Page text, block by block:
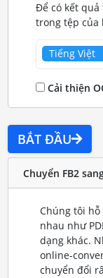
Để có kết quả
trong tệp của
Tiếng Việt
Cải thiện
BẮT ĐẦU
Chuyển FB2
Chúng tôi
nhau như
dạng khác.
online-
chuyển đổi